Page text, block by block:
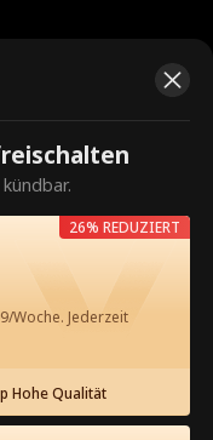
um
ansehen
Woche. Jederzeit
Hohe Qualität
26% REDUZIERT